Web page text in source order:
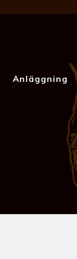
Anläggning